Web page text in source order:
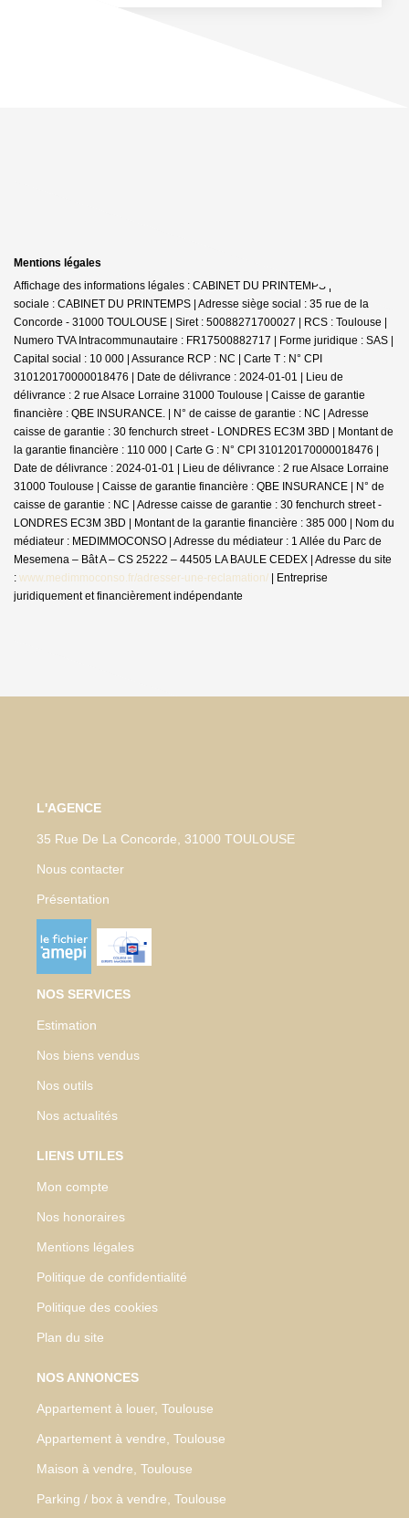
Mentions légales
Affichage des informations légales : CABINET DU PRINTEMPS | Raison
sociale : CABINET DU PRINTEMPS | Adresse siège social : 35 rue de la
Concorde - 31000 TOULOUSE | Siret : 50088271700027 | RCS : Toulouse |
Numero TVA Intracommunautaire : FR17500882717 | Forme juridique : SAS |
Capital social : 10 000 | Assurance RCP : NC | Carte T : N° CPI
310120170000018476 | Date de délivrance : 2024-01-01 | Lieu de
délivrance : 2 rue Alsace Lorraine 31000 Toulouse | Caisse de garantie
financière : QBE INSURANCE. | N° de caisse de garantie : NC | Adresse
caisse de garantie : 30 fenchurch street - LONDRES EC3M 3BD | Montant de
la garantie financière : 110 000 | Carte G : N° CPI 310120170000018476 |
Date de délivrance : 2024-01-01 | Lieu de délivrance : 2 rue Alsace Lorraine
31000 Toulouse | Caisse de garantie financière : QBE INSURANCE | N° de
caisse de garantie : NC | Adresse caisse de garantie : 30 fenchurch street -
LONDRES EC3M 3BD | Montant de la garantie financière : 385 000 | Nom du
médiateur : MEDIMMOCONSO | Adresse du médiateur : 1 Allée du Parc de
Mesemena – Bât A – CS 25222 – 44505 LA BAULE CEDEX | Adresse du site
: www.medimmoconso.fr/adresser-une-reclamation/
Entreprise
juridiquement et financièrement indépendante
L'AGENCE
35 Rue De La Concorde, 31000 TOULOUSE
Nous contacter
Présentation
NOS SERVICES
Estimation
Nos biens vendus
Nos outils
Nos actualités
LIENS UTILES
Mon compte
Nos honoraires
Mentions légales
Politique de confidentialité
Politique des cookies
Plan du site
NOS ANNONCES
Appartement à louer, Toulouse
Appartement à vendre, Toulouse
Maison à vendre, Toulouse
Parking / box à vendre, Toulouse